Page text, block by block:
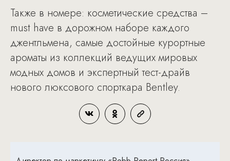
Также в номере: косметические средства –
must have в дорожном наборе каждого
джентльмена, самые достойные курортные
ароматы из коллекций ведущих мировых
модных домов и экспертный тест-драйв
нового люксового спорткара Bentley.